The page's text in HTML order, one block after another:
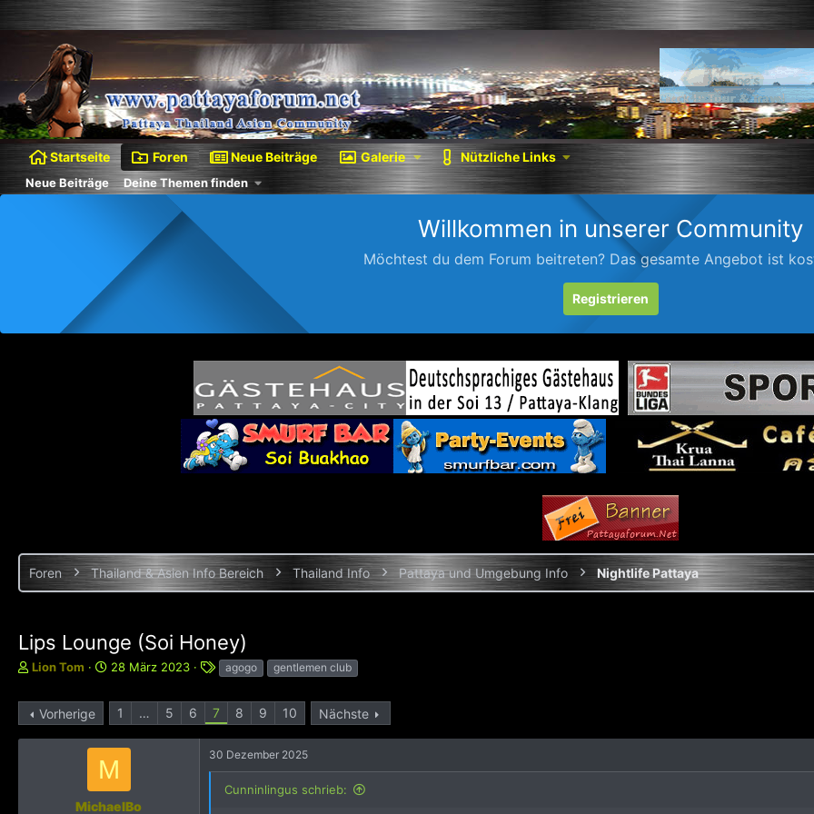
Startseite Foren Neue Beiträge Galerie Nützliche Links
Neue Beiträge Deine Themen finden
Willkommen in unserer Community
Möchtest du dem Forum beitreten? Das gesamte Angebot ist
Registrieren
Foren Thailand & Asien Info Bereich Thailand Info Pattaya und Umgebung Info Nightlife Pattaya
Lips Lounge (Soi Honey)
E
s
t
Lion Tom
E
s
l
l
t
28 März 2023
S
h
l
g
agogo gentlemen club
Vorherige 1 … 5 6 7 8 9 10 Nächste
M
MichaelBo
30 Dezember 2025
Cunninlingus schrieb: